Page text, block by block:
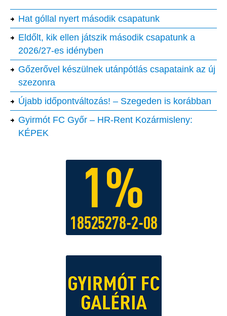
Hat góllal nyert második csapatunk
Eldőlt, kik ellen játszik második csapatunk a
2026/27-es idényben
Gőzerővel készülnek utánpótlás csapataink az új
szezonra
Újabb időpontváltozás! – Szegeden is korábban
Gyirmót FC Győr – HR-Rent Kozármisleny:
KÉPEK